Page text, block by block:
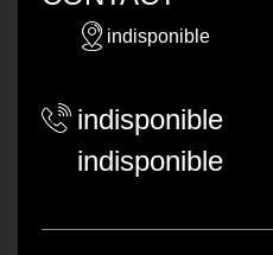
indisponible
indisponible
indisponible